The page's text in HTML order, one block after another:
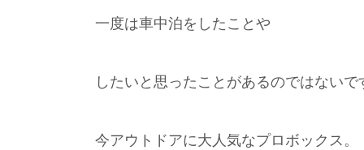
一度は車中泊をしたことや
したいと思ったことがあるのではないで
今アウトドアに大人気なプロボックス。